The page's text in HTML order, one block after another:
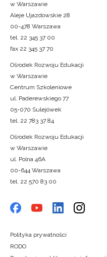
w Warszawie
Aleje Ujazdowskie 28
00-478 Warszawa
tel. 22 345 37 00
fax 22 345 37 70
Ośrodek Rozwoju Edukacji
w Warszawie
Centrum Szkoleniowe
ul. Paderewskiego 77
05-070 Sulejówek
tel. 22 783 37 84
Ośrodek Rozwoju Edukacji
w Warszawie
ul. Polna 46A
00-644 Warszawa
tel. 22 570 83 00
Polityka prywatności
RODO